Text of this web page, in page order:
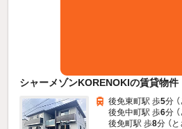
シャーメゾンKORENOKIの賃貸物件
後免東町駅 歩5分
後免中町駅 歩6分
後免町駅 歩8分 （